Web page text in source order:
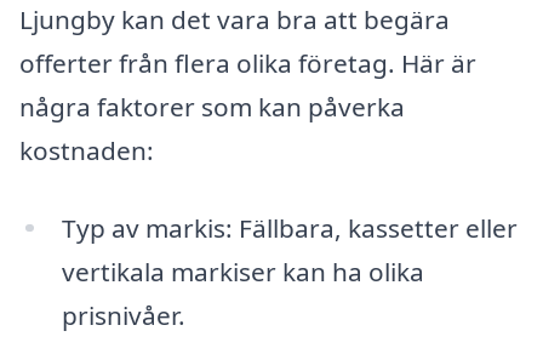
Ljungby kan det vara bra att begära
offerter från flera olika företag. Här är
några faktorer som kan påverka
kostnaden:
Typ av markis: Fällbara, kassetter eller
vertikala markiser kan ha olika
prisnivåer.